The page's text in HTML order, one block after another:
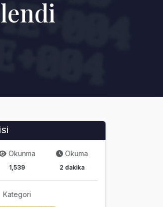
Okunma
1,539
Okuma
2 dakika
Kategori